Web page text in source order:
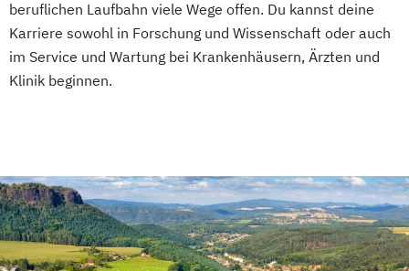
beruflichen Laufbahn viele Wege offen. Du kannst deine
Karriere sowohl in Forschung und Wissenschaft oder auch
im Service und Wartung bei Krankenhäusern, Ärzten und
Klinik beginnen.